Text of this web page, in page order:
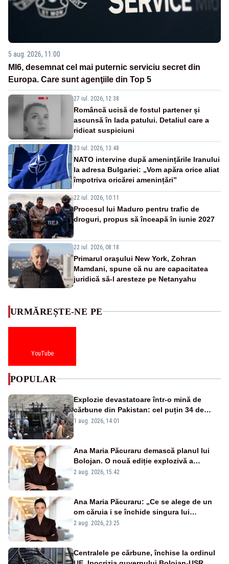
5 aug. 2026, 11:00
MI6, desemnat cel mai puternic serviciu secret din
Europa. Care sunt agenţiile din Top 5
27 iul. 2026, 12:38
Româncă ucisă de fostul partener și
ascunsă în lada patului. Detaliul care a
ridicat suspiciuni
23 iul. 2026, 13:48
NATO intervine după amenințările Iranului
la adresa Bulgariei: „Vom apăra orice aliat
împotriva oricărei amenințări”
22 iul. 2026, 10:11
Procesul lui Maduro pentru trafic de
droguri, propus să înceapă în iunie 2027
22 iul. 2026, 08:18
Primarul oraşului New York, Zohran
Mamdani, spune că nu are capacitatea
juridică să-l aresteze pe Netanyahu
URMĂREȘTE-NE PE
YouTube
POPULAR
Explozie devastatoare într-o mină de
cărbune din Pakistan: cel puțin 34 de
morți - VIDEO
1 aug. 2026, 14:01
Ana Maria Păcuraru demască planul lui
Bolojan. O nouă ediție explozivă a
emisiunii „Miza Zilei” la Realitatea PLUS
2 aug. 2026, 15:42
Ana Maria Păcuraru: „Ce se alege de un
om căruia i se închide singura lui
portiță?”
2 aug. 2026, 23:25
Centralele pe cărbune, închise la ordinul